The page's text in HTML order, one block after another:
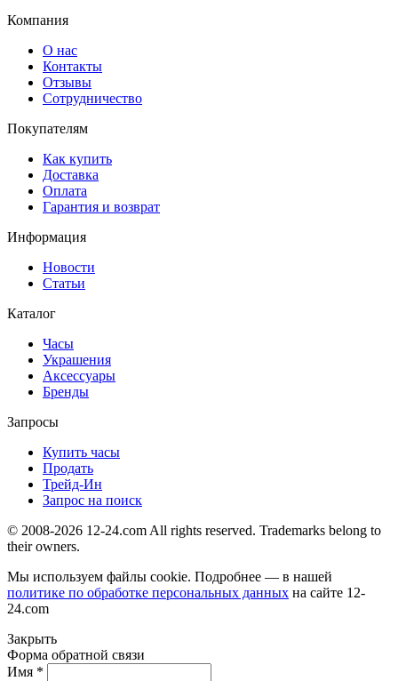
Компания
О нас
Контакты
Отзывы
Сотрудничество
Покупателям
Как купить
Доставка
Оплата
Гарантия и возврат
Информация
Новости
Статьи
Каталог
Часы
Украшения
Аксессуары
Бренды
Запросы
Купить часы
Продать
Трейд-Ин
Запрос на поиск
© 2008-2026 12-24.com All rights reserved. Trademarks belong to
their owners.
Мы используем файлы cookie. Подробнее — в нашей
политике по обработке персональных данных на сайте 12-
24.com
Закрыть
Форма обратной связи
Имя *